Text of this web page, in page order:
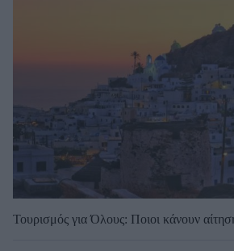
Τουρισμός για Όλους: Ποιοι κάνουν